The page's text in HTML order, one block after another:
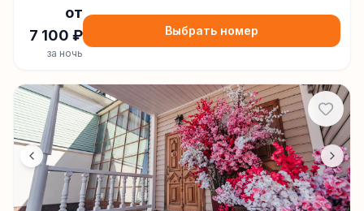
от
7 100 ₽
за ночь
Выбрать номер